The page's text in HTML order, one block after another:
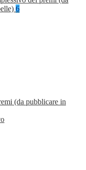
6
(da pubblicare in